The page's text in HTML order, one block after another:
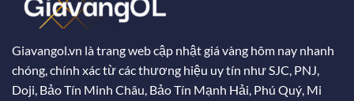
Giavangol.vn là trang web cập nhật giá vàng hôm nay nhanh
chóng, chính xác từ các thương hiệu uy tín như SJC, PNJ,
Doji, Bảo Tín Minh Châu, Bảo Tín Mạnh Hải, Phú Quý, Mi